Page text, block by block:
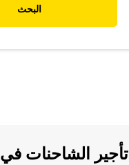
البحث
تأجير الشاحنات في Guingamp